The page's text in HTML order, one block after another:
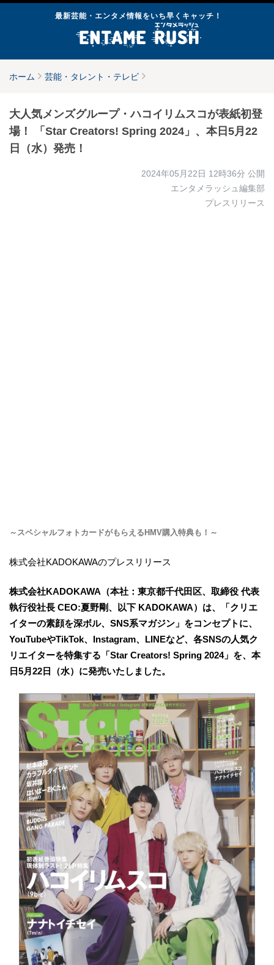
最新芸能・エンタメ情報をいち早くキャッチ！
ホーム 芸能・タレント・テレビ
大人気メンズグループ・ハコイリムスコが表紙初登
場！ 「Star Creators! Spring 2024」、本日5月22
日（水）発売！
2024年05月22日 12時36分 公開
エンタメラッシュ編集部
プレスリリース
～スペシャルフォトカードがもらえるHMV購入特典も！～
株式会社KADOKAWAのプレスリリース
株式会社KADOKAWA（本社：東京都千代田区、取締役 代表
執行役社長 CEO:夏野剛、以下 KADOKAWA）は、「クリエ
イターの素顔を深ボル、SNS系マガジン」をコンセプトに、
YouTubeやTikTok、Instagram、LINEなど、各SNSの人気ク
リエイターを特集する「Star Creators! Spring 2024」を、本
日5月22日（水）に発売いたしました。